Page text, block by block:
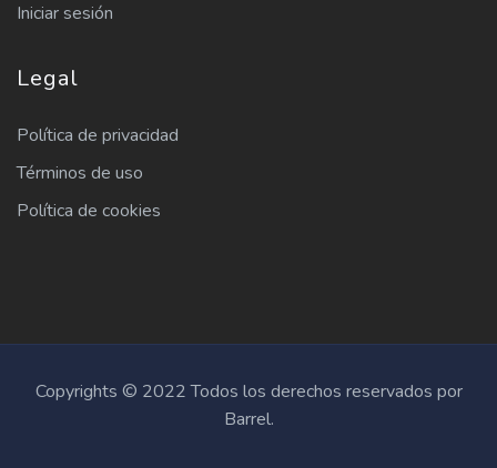
Iniciar sesión
Legal
Política de privacidad
Términos de uso
Política de cookies
Copyrights © 2022 Todos los derechos reservados por
Barrel.